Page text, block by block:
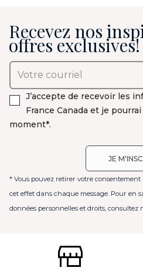
Recevez nos
offres exclusives!
J’accepte de recevoir les
France Canada et je
moment*.
* Vous pouvez retirer votre
cet effet dans chaque message. Pour en
données personnelles et droits, consultez